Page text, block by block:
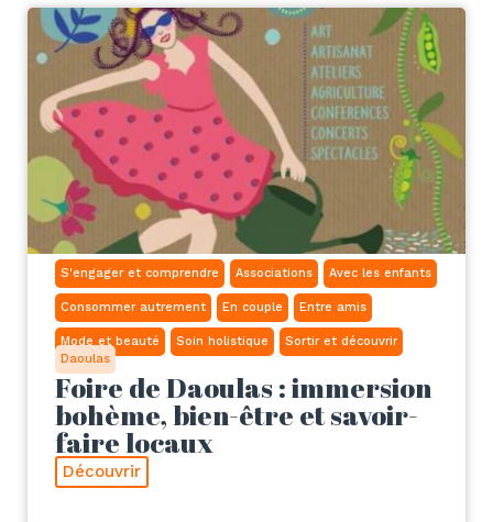
S'engager et comprendre Associations Avec les enfants
Consommer autrement En couple Entre amis
Mode et beauté Soin holistique
Sortir et découvrir
Daoulas
Foire de Daoulas : immersion
bohème, bien-être et savoir-
faire locaux
Découvrir